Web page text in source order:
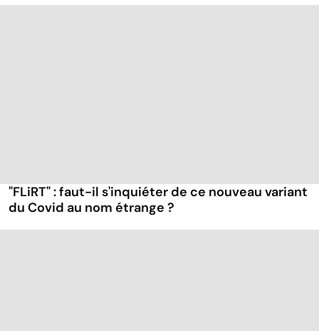
"FLiRT" : faut-il s'inquiéter de ce nouveau variant
du Covid au nom étrange ?